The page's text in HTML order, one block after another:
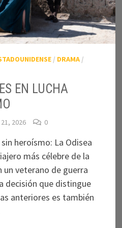
/ DRAMA/
EN LUCHA
2026 0
heroísmo: La Odisea
más célebre de la
veterano de guerra
decisión que distingue
anteriores es también